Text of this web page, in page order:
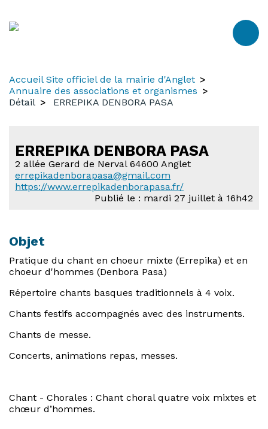
Accueil Site officiel de la mairie d'Anglet
Annuaire des associations et organismes
Détail
ERREPIKA DENBORA PASA
ERREPIKA DENBORA PASA
2 allée Gerard de Nerval 64600 Anglet
errepikadenborapasa@gmail.com
https://www.errepikadenborapasa.fr/
Publié le : mardi 27 juillet à 16h42
Objet
Pratique du chant en choeur mixte (Errepika) et en
choeur d'hommes (Denbora Pasa)
Répertoire chants basques traditionnels à 4 voix.
Chants festifs accompagnés avec des instruments.
Chants de messe.
Concerts, animations repas, messes.
Chant - Chorales : Chant choral quatre voix mixtes et
chœur d’hommes.